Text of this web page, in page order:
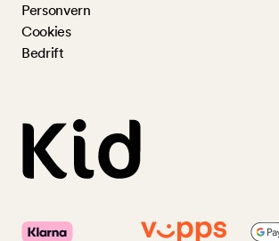
Personvern
Cookies
Bedrift